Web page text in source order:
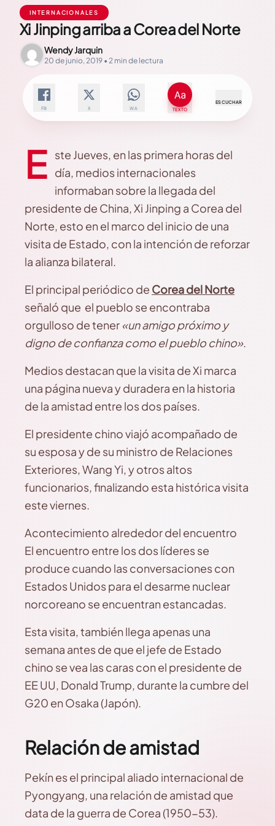
INTERNACIONALES
Xi Jinping arriba a Corea del Norte
Wendy Jarquin
20 de junio, 2019 • 2 min de lectura
FB X WA TEXTO
ESCUCHAR
E ste Jueves, en las primera horas del
día, medios internacionales
informaban sobre la llegada del
presidente de China, Xi Jinping a Corea del
Norte, esto en el marco del inicio de una
visita de Estado, con la intención de reforzar
la alianza bilateral.
El principal periódico de Corea del Norte
señaló que el pueblo se encontraba
orgulloso de tener «un amigo próximo y
digno de confianza como el pueblo chino».
Medios destacan que la visita de Xi marca
una página nueva y duradera en la historia
de la amistad entre los dos países.
El presidente chino viajó acompañado de
su esposa y de su ministro de Relaciones
Exteriores, Wang Yi, y otros altos
funcionarios, finalizando esta histórica visita
este viernes.
Acontecimiento alrededor del encuentro
El encuentro entre los dos líderes se
produce cuando las conversaciones con
Estados Unidos para el desarme nuclear
norcoreano se encuentran estancadas.
Esta visita, también llega apenas una
semana antes de que el jefe de Estado
chino se vea las caras con el presidente de
EE UU, Donald Trump, durante la cumbre del
G20 en Osaka (Japón).
Relación de amistad
Pekín es el principal aliado internacional de
Pyongyang, una relación de amistad que
data de la guerra de Corea (1950-53).